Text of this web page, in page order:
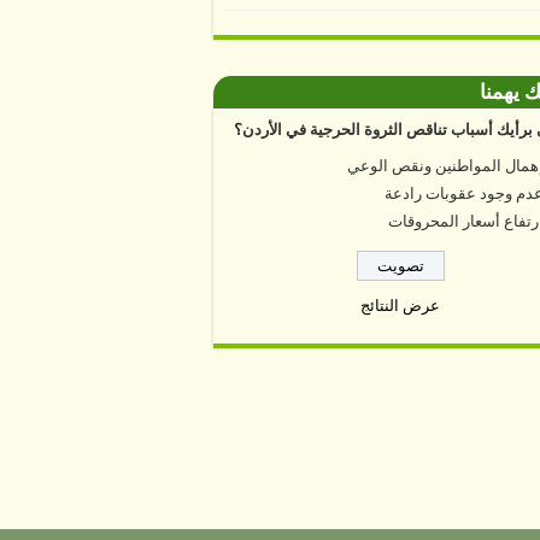
يهمنا
أسباب تناقص الثروة الحرجية في الأردن؟
المواطنين ونقص الوعي
وجود عقوبات رادعة
أسعار المحروقات
عرض النتائج